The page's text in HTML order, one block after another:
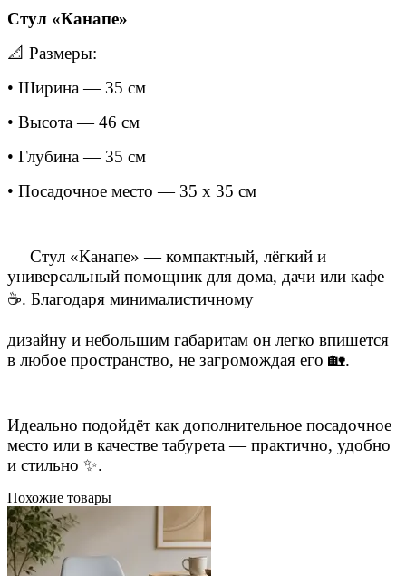
Стул «Канапе»
📐 Размеры:
• Ширина — 35 см
• Высота — 46 см
• Глубина — 35 см
• Посадочное место — 35 x 35 см
Стул «Канапе» — компактный, лёгкий и
универсальный помощник для дома, дачи или кафе
☕. Благодаря минималистичному
дизайну и небольшим габаритам он легко впишется
в любое пространство, не загромождая его 🏡.
Идеально подойдёт как дополнительное посадочное
место или в качестве табурета — практично, удобно
и стильно ✨.
Похожие товары